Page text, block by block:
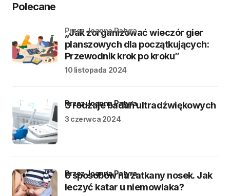
Polecane
„Jak zorganizować wieczór gier
planszowych dla początkujących:
Przewodnik krok po kroku”
przez Joanna Patyra
10 listopada 2024
3 rodzaje badań ultradźwiękowych
przez Joanna Patyra
3 czerwca 2024
8 sposobów na zatkany nosek. Jak
leczyć katar u niemowlaka?
przez Joanna Patyra